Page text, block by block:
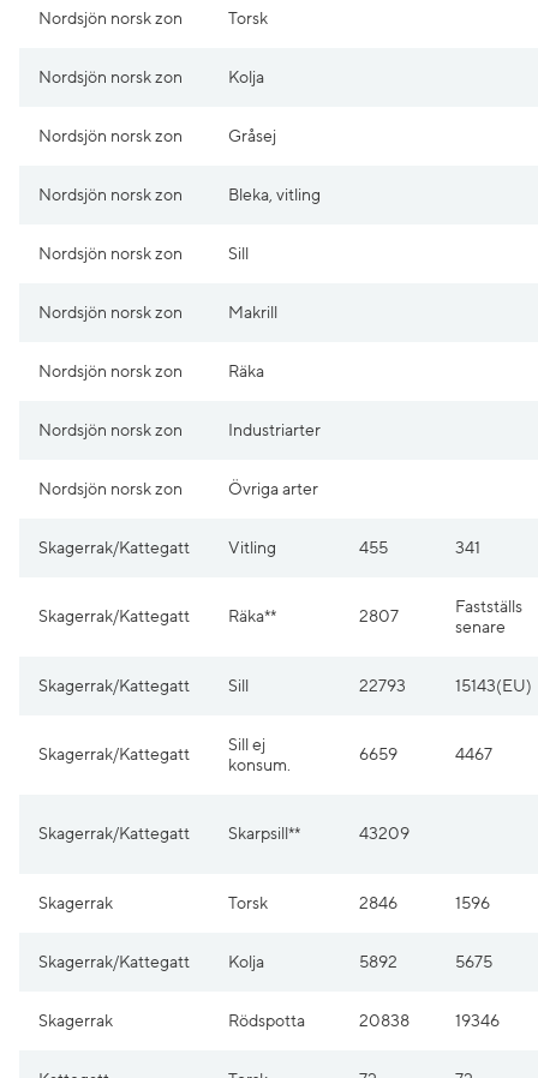
Nordsjön norsk zon Torsk
Nordsjön norsk zon Kolja
Nordsjön norsk zon Gråsej
Nordsjön norsk zon Bleka, vitling
Nordsjön norsk zon Sill
Nordsjön norsk zon Makrill
Nordsjön norsk zon Räka
Nordsjön norsk zon Industriarter
Nordsjön norsk zon Övriga arter
Skagerrak/Kattegatt Vitling 455 341
Skagerrak/Kattegatt Räka** 2807
Fastställs
senare
Skagerrak/Kattegatt Sill 22793 15143(EU)
Skagerrak/Kattegatt
Sill ej
konsum.
6659 4467
Skagerrak/Kattegatt Skarpsill** 43209
Skagerrak Torsk 2846 1596
Skagerrak/Kattegatt Kolja 5892 5675
Skagerrak Rödspotta 20838 19346